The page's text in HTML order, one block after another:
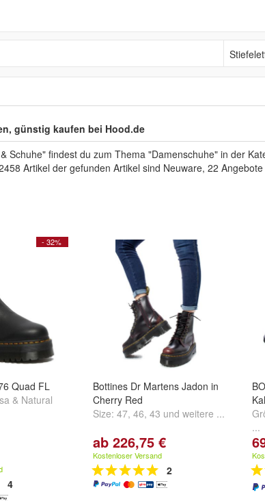
Stiefeletten
günstig kaufen bei Hood.de
Schuhe" findest du zum Thema "Damenschuhe" in der
Artikel der gefunden Artikel sind Neuware, 22
- 32%
Quad FL
& Natural
4
Bottines Dr Martens Jadon in
Cherry Red
Size: 47, 46, 43 und weitere ...
ab 226,75 €
Kostenloser Versand
2
...